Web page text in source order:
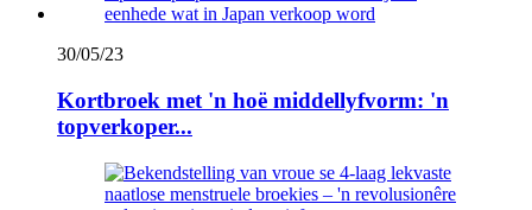
30/05/23
Kortbroek met 'n hoë middellyfvorm: 'n
topverkoper...